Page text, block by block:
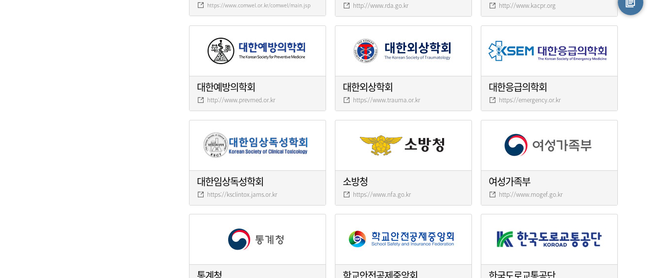
https://www.comwel.or.kr/comwel/main.jsp http://www.rda.go.kr http://www.kacpr.org
대한예방의학회
http://www.prevmed.or.kr
대한외상학회
https://www.trauma.or.kr
대한응급의학회
https://emergency.or.kr
대한임상독성학회
https://ksclintox.jams.or.kr
소방청
https://www.nfa.go.kr
여성가족부
http://www.mogef.go.kr